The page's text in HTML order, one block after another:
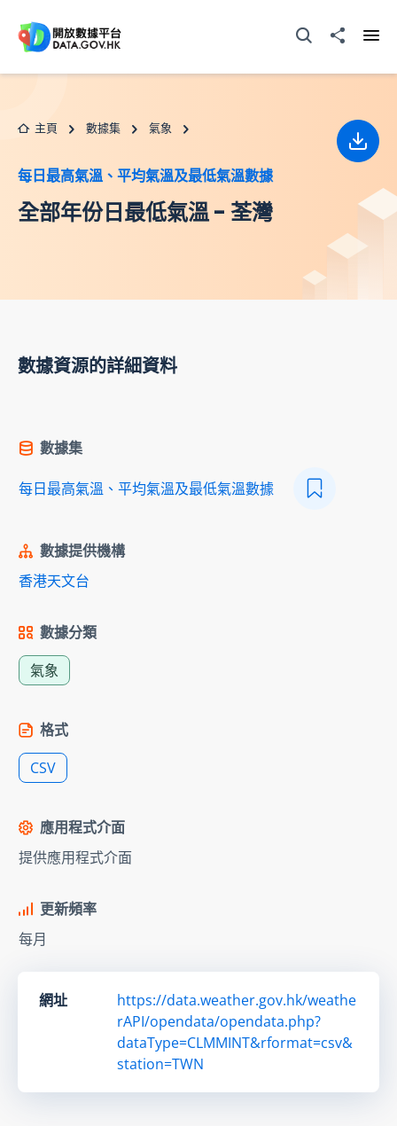
打開搜尋器分享至
主頁 數據集 氣象
每日最高氣溫、平均氣溫及最低氣溫數據
全部年份日最低氣溫 - 荃灣
下載
數據資源的詳細資料
數據集
每日最高氣溫、平均氣溫及最低氣溫數據
數據提供機構
香港天文台
數據分類
氣象
格式
CSV
應用程式介面
提供應用程式介面
更新頻率
每月
網址
https://data.weather.gov.hk/weathe
rAPI/opendata/opendata.php?
dataType=CLMMINT&rformat=csv&
station=TWN